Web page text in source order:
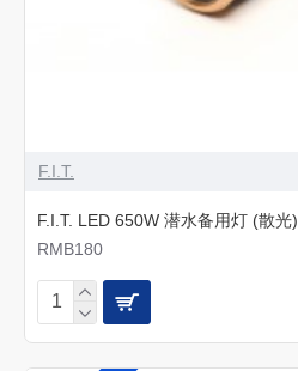
F.I.T.
F.I.T. LED 650W 潜水备用灯 (散光)
RMB180